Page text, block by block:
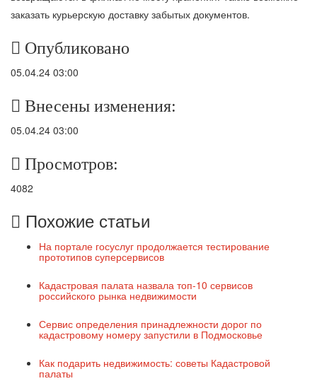
заказать курьерскую доставку забытых документов.
Опубликовано
05.04.24 03:00
Внесены изменения:
05.04.24 03:00
Просмотров:
4082
Похожие статьи
На портале госуслуг продолжается тестирование
прототипов суперсервисов
Кадастровая палата назвала топ-10 сервисов
российского рынка недвижимости
Сервис определения принадлежности дорог по
кадастровому номеру запустили в Подмосковье
Как подарить недвижимость: советы Кадастровой
палаты